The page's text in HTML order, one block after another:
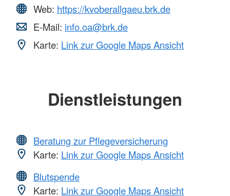
Web: https://kvoberallgaeu.brk.de
E-Mail: info.oa@brk.de
Karte: Link zur Google Maps Ansicht
Dienstleistungen
Beratung zur Pflegeversicherung
Karte: Link zur Google Maps Ansicht
Blutspende
Karte: Link zur Google Maps Ansicht